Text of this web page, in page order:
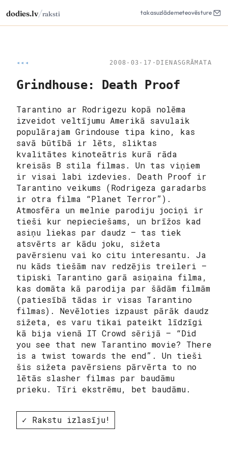
dodies.lv/raksti takasuzlādemeteovēsture
◂◂◂ 2008-03-17 · DIENASGRĀMATA
Grindhouse: Death Proof
Tarantino ar Rodrigezu kopā nolēma
izveidot veltījumu Amerikā savulaik
populārajam Grindouse tipa kino, kas
savā būtībā ir lēts, sliktas
kvalitātes kinoteātris kurā rāda
kreisās B stila filmas. Un tas viņiem
ir visai labi izdevies. Death Proof ir
Tarantino veikums (Rodrigeza garadarbs
ir otra filma “Planet Terror”).
Atmosfēra un melnie parodiju jociņi ir
tieši kur nepieciešams, un brīžos kad
asiņu liekas par daudz – tas tiek
atsvērts ar kādu joku, sižeta
pavērsienu vai ko citu interesantu. Ja
nu kāds tiešām nav redzējis treileri –
tipiski Tarantino garā asiņaina filma,
kas domāta kā parodija par šādām filmām
(patiesībā tādas ir visas Tarantino
filmas). Nevēloties izpaust pārāk daudz
sižeta, es varu tikai pateikt līdzīgi
kā bija vienā IT Crowd sērijā – “Did
you see that new Tarantino movie? There
is a twist towards the end”. Un tieši
šis sižeta pavērsiens pārvērta to no
lētās slasher filmas par baudāmu
prieku. Tīri ekstrēmu, bet baudāmu.
✓ Rakstu izlasīju!